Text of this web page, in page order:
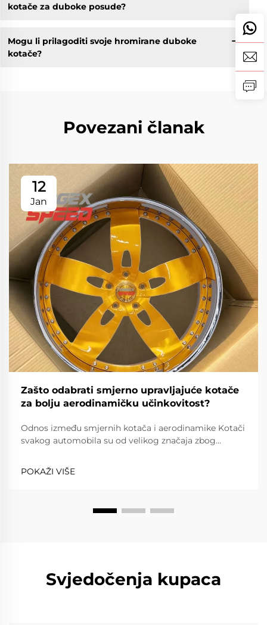
kotače za duboke posude?
Mogu li prilagoditi svoje hromirane duboke
kotače?
Povezani članak
12
Jan
Zašto odabrati smjerno upravljajuće kotače
za bolju aerodinamičku učinkovitost?
Odnos između smjernih kotača i aerodinamike Kotači
svakog automobila su od velikog značaja zbog
smjerni kotači; oni imaju tendenciju poboljšati
POKAŽI VIŠE
Svjedočenja kupaca